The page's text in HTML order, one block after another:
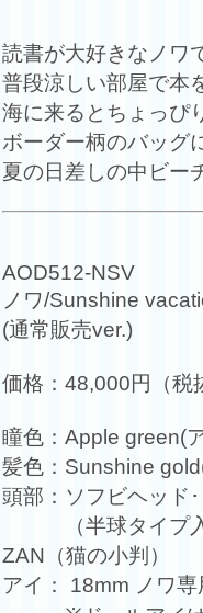
読書が大好きなノワ
普段涼しい部屋で本
海に来るとちょっぴ
ボーダー柄のバッグ
夏の日差しの中ビー
AOD512-NSV
ノワ/Sunshine
(通常販売ver.)
価格：48,000円（税
瞳色：Apple green(
髪色：Sunshine
頭部：ソフビヘッド
（半球タイプ入
ZAN（猫の小判）
アイ： 18mm ノワ